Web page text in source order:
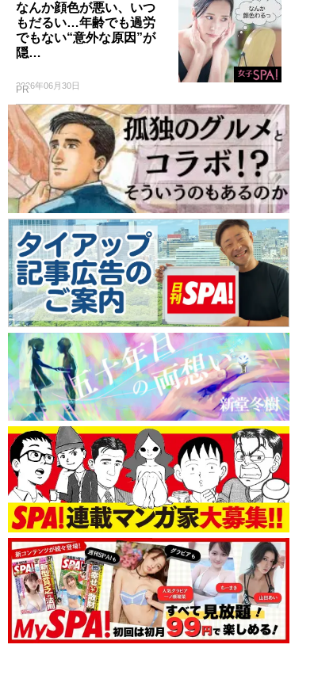
なんか顔色が悪い、いつ
もだるい…年齢でも過労
でもない“意外な原因”が
隠…
2026年06月30日
PR